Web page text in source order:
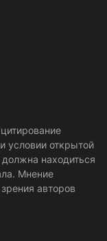
условии открытой
находиться
Мнение
авторов